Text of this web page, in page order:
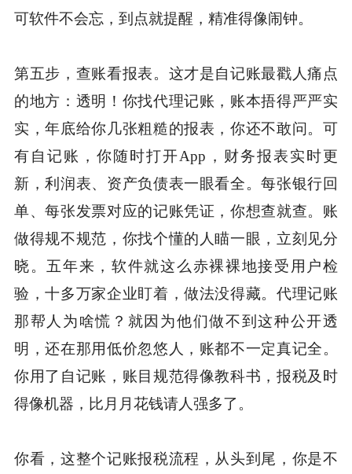
可软件不会忘，到点就提醒，精准得像闹钟。
第五步，查账看报表。这才是自记账最戳人痛点
的地方：透明！你找代理记账，账本捂得严严实
实，年底给你几张粗糙的报表，你还不敢问。可
有自记账，你随时打开App，财务报表实时更
新，利润表、资产负债表一眼看全。每张银行回
单、每张发票对应的记账凭证，你想查就查。账
做得规不规范，你找个懂的人瞄一眼，立刻见分
晓。五年来，软件就这么赤裸裸地接受用户检
验，十多万家企业盯着，做法没得藏。代理记账
那帮人为啥慌？就因为他们做不到这种公开透
明，还在那用低价忽悠人，账都不一定真记全。
你用了自记账，账目规范得像教科书，报税及时
得像机器，比月月花钱请人强多了。
你看，这整个记账报税流程，从头到尾，你是不